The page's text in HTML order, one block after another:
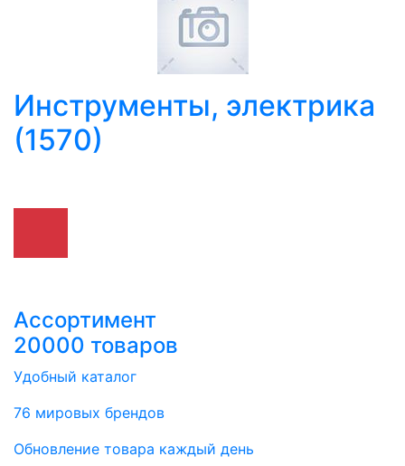
Инструменты, электрика
(1570)
Ассортимент
20000 товаров
Удобный каталог
76 мировых брендов
Обновление товара каждый день